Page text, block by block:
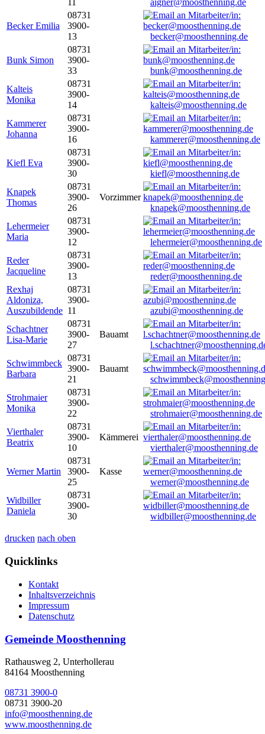
aigner@moosthenning.de
Becker Emilia
08731
3900-
13
becker@moosthenning.de
Bunk Simon
08731
3900-
33
bunk@moosthenning.de
Kalteis
Monika
08731
3900-
14
kalteis@moosthenning.de
Kammerer
Johanna
08731
3900-
16
kammerer@moosthenning.de
Kiefl Eva
08731
3900-
30
kiefl@moosthenning.de
Knapek
Thomas
08731
3900-
26
Vorzimmer
knapek@moosthenning.de
Lehermeier
Maria
08731
3900-
12
lehermeier@moosthenning.de
Reder
Jacqueline
08731
3900-
13
reder@moosthenning.de
Rexhaj
Aldoniza,
Auszubildende
08731
3900-
11
azubi@moosthenning.de
Schachtner
Lisa-Marie
08731
3900-
27
Bauamt
Schwimmbeck
Barbara
08731
3900-
21
Bauamt
Strohmaier
Monika
08731
3900-
22
strohmaier@moosthenning.de
Vierthaler
Beatrix
08731
3900-
10
Kämmerei
vierthaler@moosthenning.de
Werner Martin
08731
3900-
25
Kasse
werner@moosthenning.de
Widbiller
Daniela
08731
3900-
30
widbiller@moosthenning.de
drucken nach oben
Quicklinks
Kontakt
Inhaltsverzeichnis
Impressum
Datenschutz
Gemeinde Moosthenning
Rathausweg 2, Unterhollerau
84164 Moosthenning
08731 3900-0
08731 3900-20
info@moosthenning.de
www.moosthenning.de